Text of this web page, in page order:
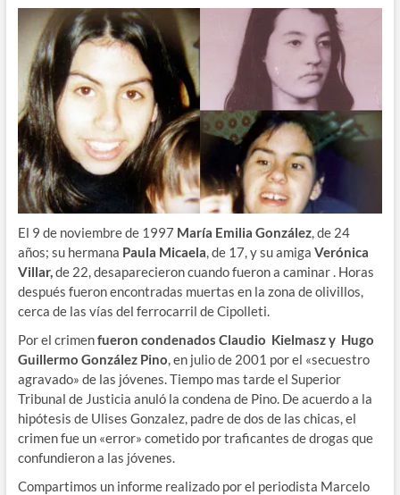
El 9 de noviembre de 1997 María Emilia González, de 24
años; su hermana Paula Micaela, de 17, y su amiga Verónica
Villar,de 22, desaparecieron cuando fueron a caminar . Horas
después fueron encontradas muertas en la zona de olivillos,
cerca de las vías del ferrocarril de Cipolleti.
Por el crimenfueron condenados Claudio Kielmasz y Hugo
Guillermo González Pino, en julio de 2001 por el «secuestro
agravado» de las jóvenes. Tiempo mas tarde el Superior
Tribunal de Justicia anuló la condena de Pino. De acuerdo a la
hipótesis de Ulises Gonzalez, padre de dos de las chicas, el
crimen fue un «error» cometido por traficantes de drogas que
confundieron a las jóvenes.
Compartimos un informe realizado por el periodista Marcelo